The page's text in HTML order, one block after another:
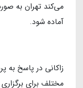
می‌کند تهران به
آماده شود.
زاکانی در پاسخ به
مختلف برای